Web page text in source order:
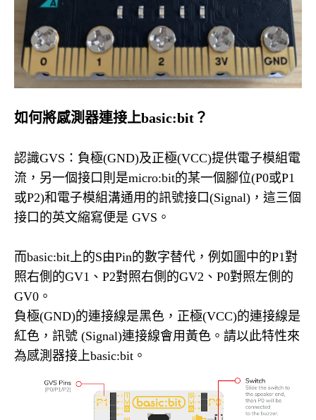
如何將感測器連接上basic:bit？
認識GVS：負極(GND)及正極(VCC)提供電子模組電
流，另一個接口則是micro:bit的某一個腳位(P0或P1
或P2)和電子模組溝通用的訊號接口(Signal)，這三個
接口的英文縮寫便是 GVS。
​而basic:bit上的S由Pin的數字替代，例如圖中的P1對
照右側的GV1、P2對照右側的GV2、P0對照左側的
GV0。
負極(GND)的連接線是黑色，正極(VCC)的連接線是
紅色，訊號 (Signal)連接線會用黃色。請以此特性來
為感測器接上basic:bit。